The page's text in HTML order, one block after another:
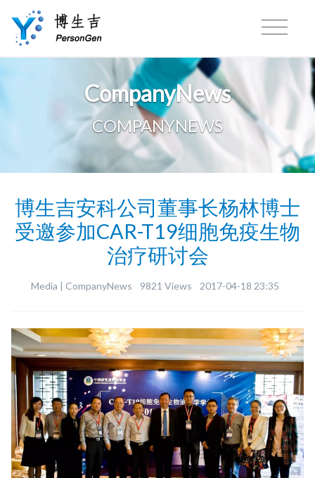
CompanyNews
COMPANYNEWS
博生吉安科公司董事长杨林博士
受邀参加CAR-T19细胞免疫生物
治疗研讨会
Media | CompanyNews 9821 Views 2017-04-18 23:35